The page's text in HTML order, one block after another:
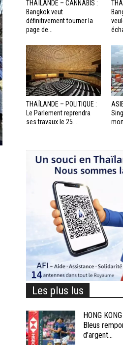
THAÏLANDE – CANNABIS :
Bangkok veut
définitivement tourner la
page de...
THAÏLANDE – POLITIQUE :
Le Parlement reprendra
ses travaux le 25...
Les plus lus
HONG
Bleus
d’argent...